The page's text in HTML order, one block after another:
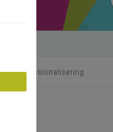
professionalisering